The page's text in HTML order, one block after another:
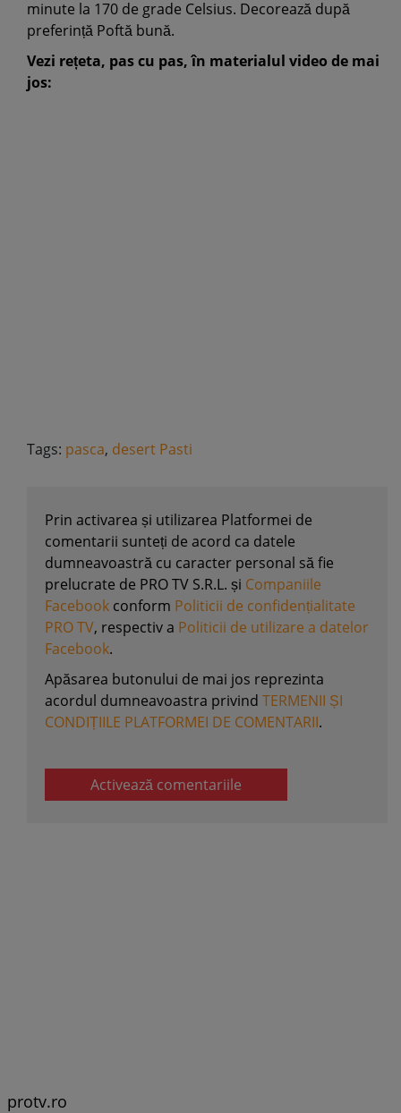
minute la 170 de grade Celsius. Decorează după
preferință Poftă bună.
Vezi rețeta, pas cu pas, în materialul video de mai
jos:
Tags: pasca, desert Pasti
Prin activarea și utilizarea Platformei de
comentarii sunteți de acord ca datele
dumneavoastră cu caracter personal să fie
prelucrate de PRO TV S.R.L. și Companiile
Facebook conform Politicii de confidențialitate
PRO TV, respectiv a Politicii de utilizare a datelor
Facebook.
Apăsarea butonului de mai jos reprezinta
acordul dumneavoastra privind TERMENII ȘI
CONDIȚIILE PLATFORMEI DE COMENTARII.
Activează comentariile
protv.ro